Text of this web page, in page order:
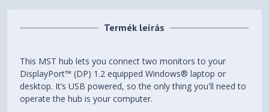
Termék leírás
This MST hub lets you connect two monitors to your
DisplayPort™ (DP) 1.2 equipped Windows® laptop or
desktop. It’s USB powered, so the only thing you'll need to
operate the hub is your computer.